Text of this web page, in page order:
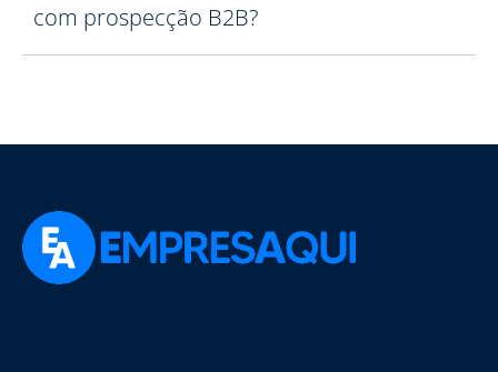
com prospecção B2B?